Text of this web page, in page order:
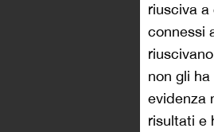
riusciva
connessi
non gli
evidenza
risultati e